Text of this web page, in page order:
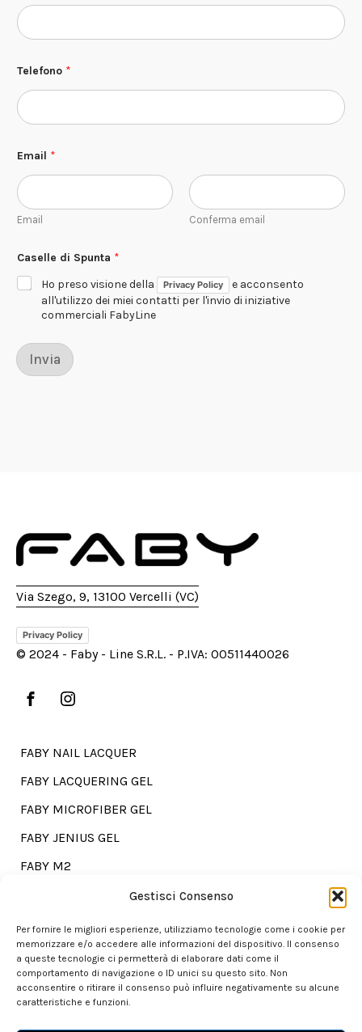
Gestisci Consenso
Per fornire le migliori esperienze, utilizziamo tecnologie come i cookie per
memorizzare e/o accedere alle informazioni del dispositivo. Il consenso
a queste tecnologie ci permetterà di elaborare dati come il
comportamento di navigazione o ID unici su questo sito. Non
acconsentire o ritirare il consenso può influire negativamente su alcune
caratteristiche e funzioni.
Telefono *
Email *
Email Conferma email
s
t
e
d
i
Caselle di Spunta *
Ho preso visione della
Privacy Policy
e acconsento
all'utilizzo dei miei contatti per l'invio di iniziative
commerciali FabyLine
Invia
Via Szego, 9, 13100 Vercelli (VC)
Privacy Policy
© 2024 - Faby - Line S.R.L. - P.IVA: 00511440026
FABY NAIL LACQUER
FABY LACQUERING GEL
FABY MICROFIBER GEL
FABY JENIUS GEL
FABY M2
Go shopping?